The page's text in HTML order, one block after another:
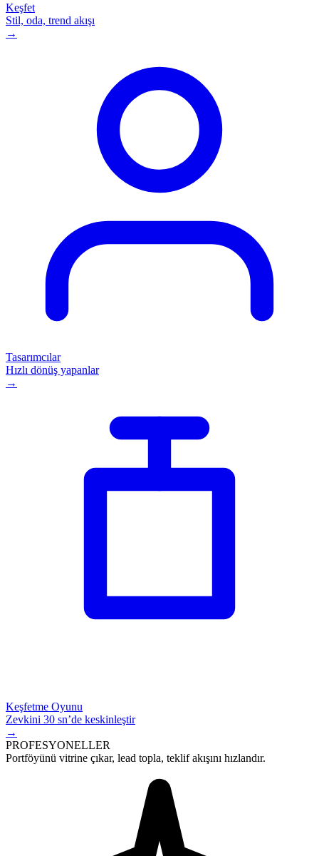
Keşfet
Stil, oda, trend akışı
→
Tasarımcılar
Hızlı dönüş yapanlar
→
Keşfetme Oyunu
Zevkini 30 sn’de keskinleştir
→
PROFESYONELLER
Portföyünü vitrine çıkar, lead topla, teklif akışını hızlandır.